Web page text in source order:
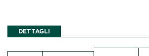
DETTAGLI